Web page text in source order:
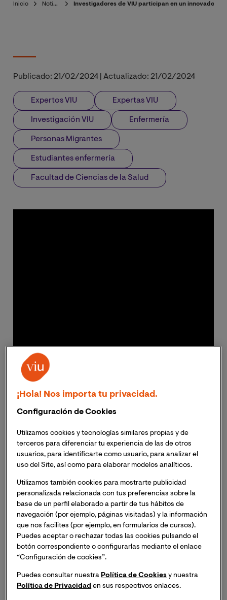
Inicio Noticias Investigadores de VIU participan en un innovador
Publicado: 21/02/2024 Actualizado: 21/02/2024
Expertos VIU Expertas VIU
Investigación VIU Enfermería
Personas Migrantes
Estudiantes enfermería
Facultad de Ciencias de la Salud
ElDr. Vicente Gea-Caballero, decano de la Facultad
de Ciencias de la Salud de VIU; y laDra. Ana Pellín
Carcelén, adjunta al decano de la misma facultad, han
participado en uninnovador estudio destinado a
determinar el impacto de las técnicas formativas
Speak out y Biblioteca humana, en las actitudes de
estudiantes de Enfermería hacia personas
migrantes
¡Hola! Nos importa tu privacidad.
Configuración de Cookies
Utilizamos cookies y tecnologías similares propias y de
terceros para diferenciar tu experiencia de las de otros
usuarios, para identificarte como usuario, para analizar el
uso del Site, así como para elaborar modelos analíticos.
Utilizamos también cookies para mostrarte publicidad
personalizada relacionada con tus preferencias sobre la
base de un perfil elaborado a partir de tus hábitos de
navegación (por ejemplo, páginas visitadas) y la información
que nos facilites (por ejemplo, en formularios de cursos).
Puedes aceptar o rechazar todas las cookies pulsando el
botón correspondiente o configurarlas mediante el enlace
“Configuración de cookies”.
Puedes consultar nuestra Política de Cookies y nuestra
Política de Privacidad en sus respectivos enlaces.